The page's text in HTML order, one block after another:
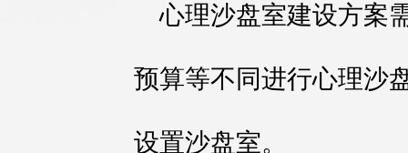
心理沙盘室建设方案
预算等不同进行心理沙
设置沙盘室。